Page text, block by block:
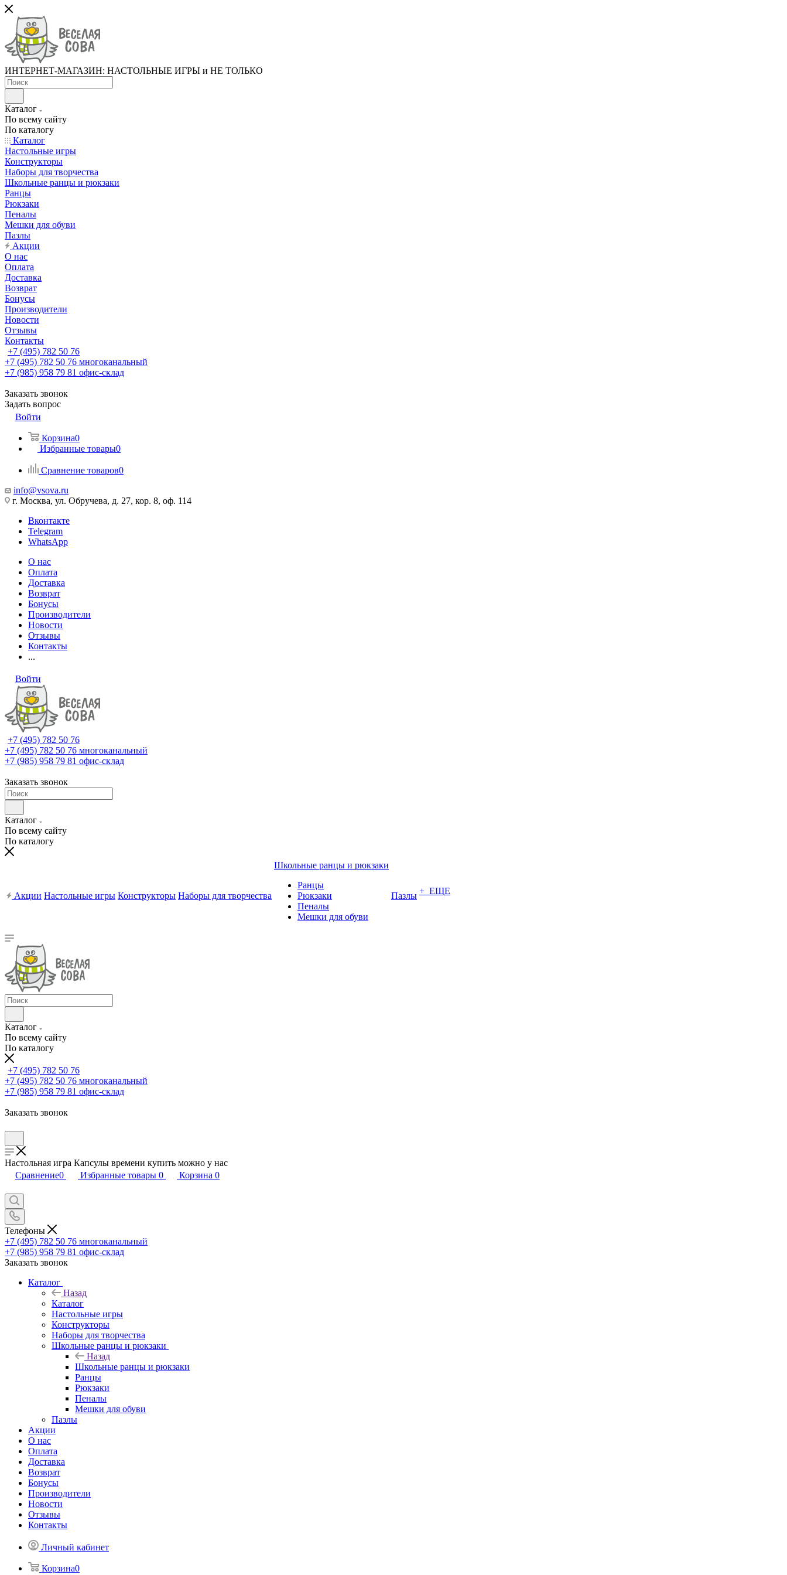
ИНТЕРНЕТ-МАГАЗИН: НАСТОЛЬНЫЕ ИГРЫ и НЕ ТОЛЬКО
Каталог
По всему сайту
По каталогу
Каталог
Настольные игры
Конструкторы
Наборы для творчества
Школьные ранцы и рюкзаки
Ранцы
Рюкзаки
Пеналы
Мешки для обуви
Пазлы
Акции
О нас
Оплата
Доставка
Возврат
Бонусы
Производители
Новости
Отзывы
Контакты
+7 (495) 782 50 76
+7 (495) 782 50 76 многоканальный
+7 (985) 958 79 81 офис-склад
Заказать звонок
Задать вопрос
Войти
Корзина0
Избранные товары0
Сравнение товаров0
info@vsova.ru
г. Москва, ул. Обручева, д. 27, кор. 8, оф. 114
Вконтакте
Telegram
WhatsApp
О нас
Оплата
Доставка
Возврат
Бонусы
Производители
Новости
Отзывы
Контакты
...
Войти
+7 (495) 782 50 76
+7 (495) 782 50 76 многоканальный
+7 (985) 958 79 81 офис-склад
Заказать звонок
Каталог
По всему сайту
По каталогу
Акции Настольные игры Конструкторы Наборы для творчества
Школьные ранцы и рюкзаки
Ранцы
Рюкзаки
Пеналы
Мешки для обуви
Пазлы + ЕЩЕ
Каталог
По всему сайту
По каталогу
+7 (495) 782 50 76
+7 (495) 782 50 76 многоканальный
+7 (985) 958 79 81 офис-склад
Заказать звонок
Настольная игра Капсулы времени купить можно у нас
Сравнение0 Избранные товары 0 Корзина 0
Телефоны
+7 (495) 782 50 76 многоканальный
+7 (985) 958 79 81 офис-склад
Заказать звонок
Каталог
Назад
Каталог
Настольные игры
Конструкторы
Наборы для творчества
Школьные ранцы и рюкзаки
Назад
Школьные ранцы и рюкзаки
Ранцы
Рюкзаки
Пеналы
Мешки для обуви
Пазлы
Акции
О нас
Оплата
Доставка
Возврат
Бонусы
Производители
Новости
Отзывы
Контакты
Личный кабинет
Корзина0